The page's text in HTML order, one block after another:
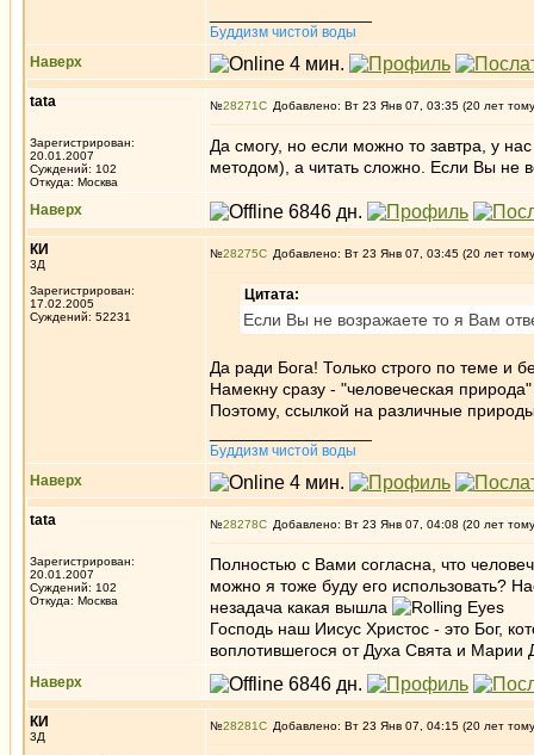
Буддизм чистой воды
Наверх
tata
Зарегистрирован:
20.01.2007
Суждений: 102
Откуда: Москва
№28271 Добавлено: Вт 23 Янв 07, 03:35 (20 лет
Да смогу, но если можно то завтра, у
методом), а читать сложно. Если Вы не
Наверх
КИ
3Д
Зарегистрирован:
17.02.2005
Суждений: 52231
№28275 Добавлено: Вт 23 Янв 07, 03:45 (20 лет
Цитата:
Если Вы не возражаете то я Вам
Да ради Бога! Только строго по теме и
Намекну сразу - "человеческая
Поэтому, ссылкой на различные
Буддизм чистой воды
Наверх
tata
Зарегистрирован:
20.01.2007
Суждений: 102
Откуда: Москва
№28278 Добавлено: Вт 23 Янв 07, 04:08 (20 лет
Полностью с Вами согласна, что
можно я тоже буду его использовать?
незадача какая вышла
Господь наш Иисус Христос - это Бог,
воплотившегося от Духа Свята и
Наверх
КИ
3Д
№28281 Добавлено: Вт 23 Янв 07, 04:15 (20 лет